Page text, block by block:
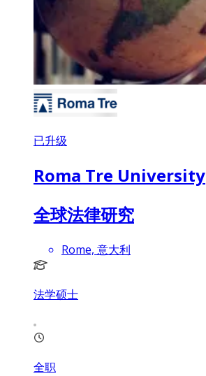
已升级
Roma Tre University
全球法律研究
Rome, 意大利
法学硕士
全职